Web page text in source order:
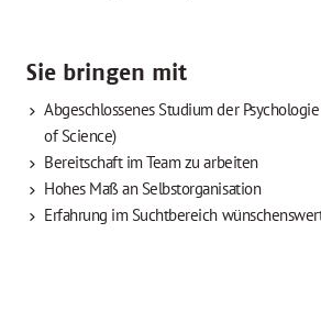
Sie bringen mit
Abgeschlossenes Studium der
of Science)
Bereitschaft im Team zu arbeiten
Hohes Maß an Selbstorganisation
Erfahrung im Suchtbereich